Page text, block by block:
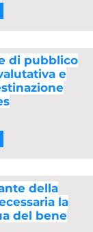
di pubblico
e
della
la
del bene